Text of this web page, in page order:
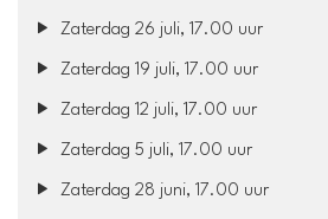
Zaterdag 26 juli, 17.00 uur
Zaterdag 19 juli, 17.00 uur
Zaterdag 12 juli, 17.00 uur
Zaterdag 5 juli, 17.00 uur
Zaterdag 28 juni, 17.00 uur